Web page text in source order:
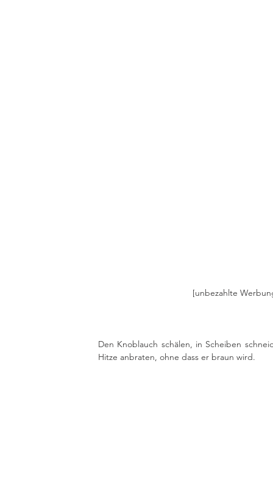
[unbezahlte
Den Knoblauch schälen, in Scheiben
Hitze anbraten, ohne dass er braun wird.